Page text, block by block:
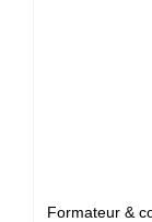
Formateur &